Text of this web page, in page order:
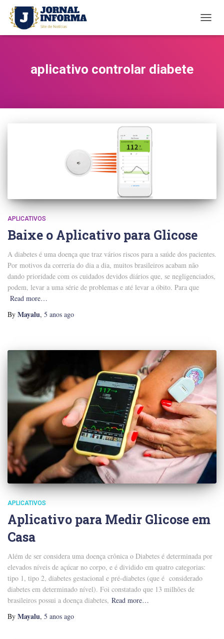
aplicativo controlar diabete
APLICATIVOS
Baixe o Aplicativo para Glicose
A diabetes é uma doença que traz vários riscos para a saúde dos pacientes.
Por motivos da correria do dia a dia, muitos brasileiros acabam não
dando prioridade com os cuidados devidos diários que, se negligenciados,
podem, levar a uma série de problemas e até levar a óbito. Para que
Read more…
By Mayalu, 5 anos ago
APLICATIVOS
Aplicativo para Medir Glicose em
Casa
Além de ser considera uma doença crônica o Diabetes é determinada por
elevados níveis de açúcar no corpo, e é dividido em quatro categorias:
tipo 1, tipo 2, diabetes gestacional e pré-diabetes (que é considerado
diabetes em determinado nível). Foi constatado que 13 milhões de
brasileiros possui a doença diabetes, Read more…
By Mayalu, 5 anos ago